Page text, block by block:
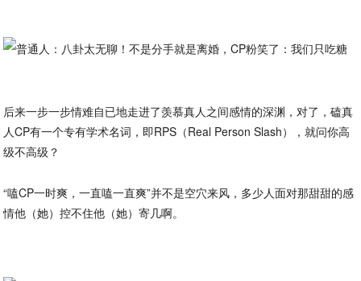
后来一步一步情难自已地走进了羡慕真人之间感情的深渊，对了，磕真
人CP有一个专有学术名词，即RPS（Real Person Slash），就问你高
级不高级？
“嗑CP一时爽，一直嗑一直爽”并不是空穴来风，多少人面对那甜甜的感
情他（她）控不住他（她）寄几啊。